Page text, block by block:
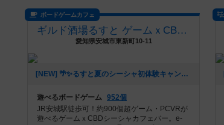
ボードゲームカフェ
ギルド酒場るすと ゲームｘCBDシーシャカフェバー
愛知県安城市東新町10-11
[NEW] 🌴✨るすと夏のシーシャ初体験キャンペーン✨🌴（2026年06月03日 02時03分）
遊べるボードゲーム 952個
JR安城駅徒歩可！約900個超ゲーム・PCVRが
遊べるゲームｘCBDシーシャカフェバー。e-